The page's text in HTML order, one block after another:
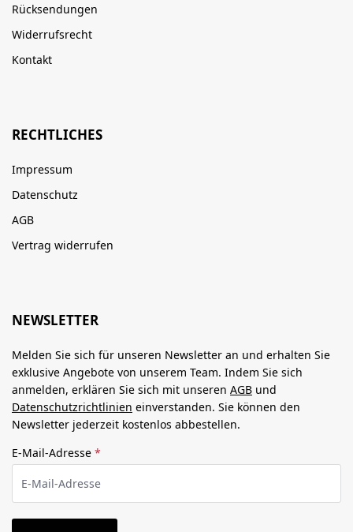
Rücksendungen
Widerrufsrecht
Kontakt
RECHTLICHES
Impressum
Datenschutz
AGB
Vertrag widerrufen
NEWSLETTER
Melden Sie sich für unseren Newsletter an und erhalten Sie
exklusive Angebote von unserem Team. Indem Sie sich
anmelden, erklären Sie sich mit unseren AGB und
Datenschutzrichtlinien einverstanden. Sie können den
Newsletter jederzeit kostenlos abbestellen.
E-Mail-Adresse *